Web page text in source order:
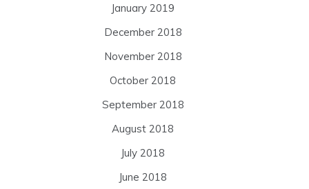
January 2019
December 2018
November 2018
October 2018
September 2018
August 2018
July 2018
June 2018